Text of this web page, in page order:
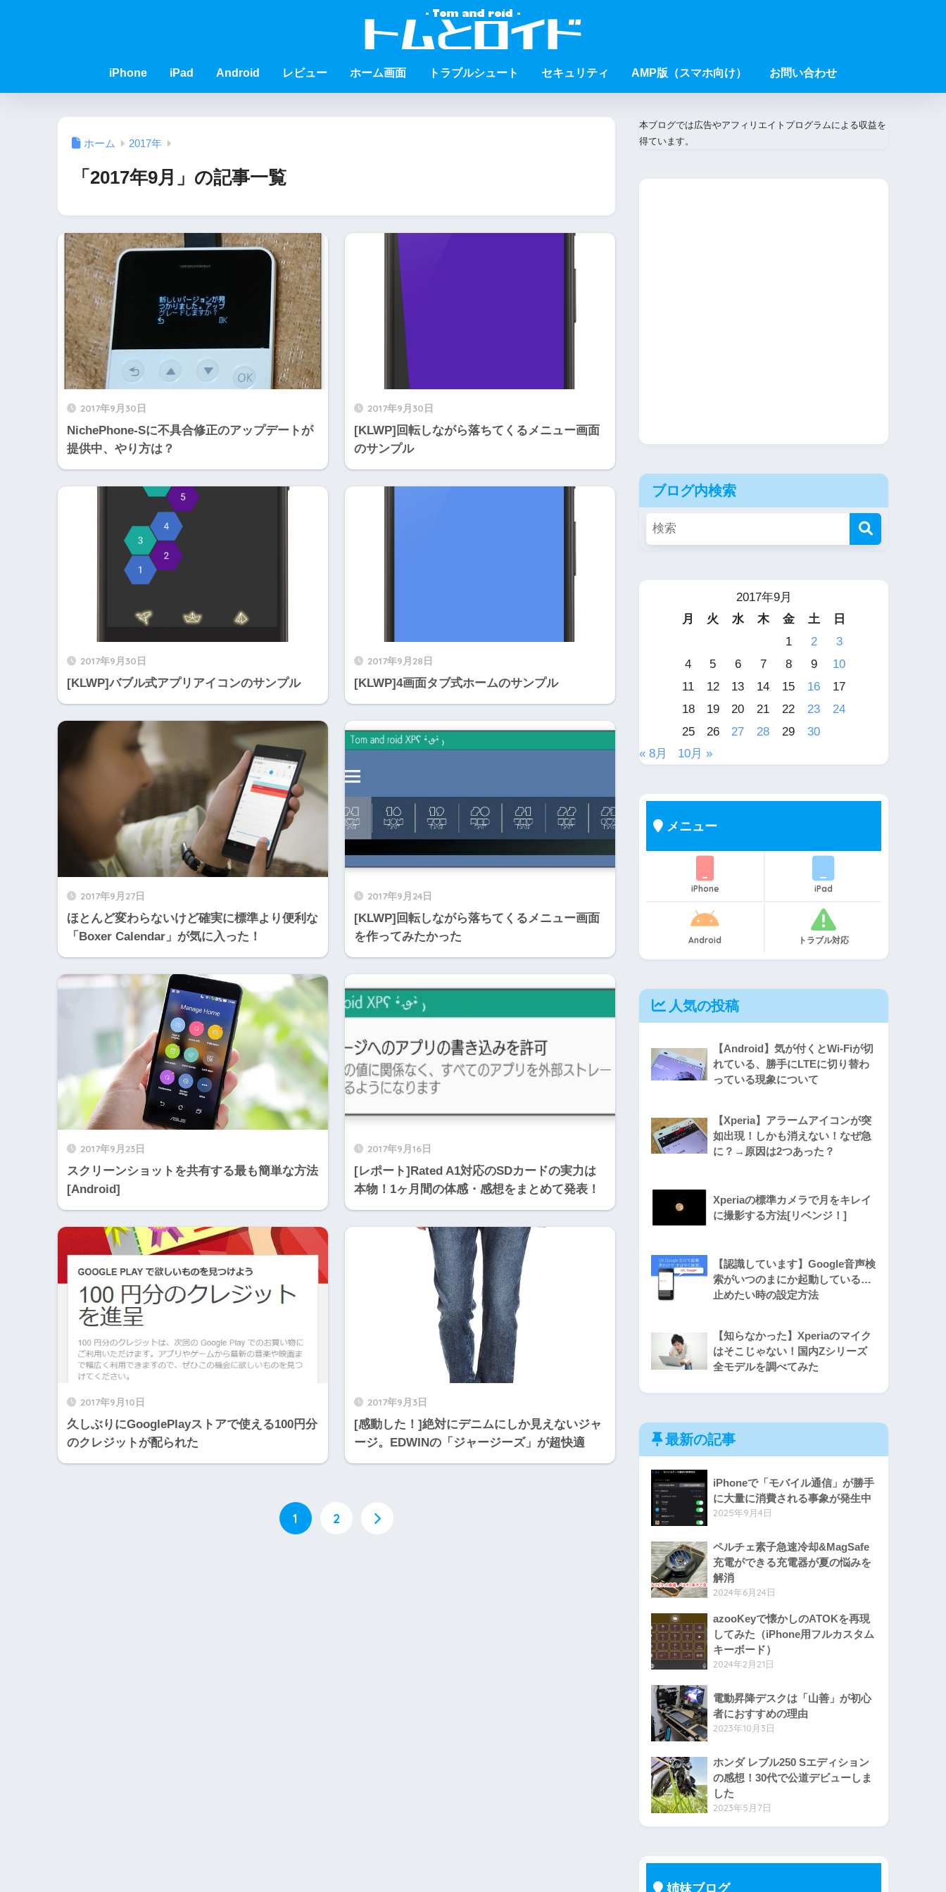
iPhone iPad Android レビュー ホーム画面 トラブルシュート セキュリティ AMP版（スマホ向け） お問い合わせ
ホーム 2017年
「2017年9月」の記事一覧
2017年9月30日
NichePhone-Sに不具合修正のアップデートが
提供中、やり方は？
2017年9月30日
[KLWP]回転しながら落ちてくるメニュー画面
のサンプル
2017年9月30日
[KLWP]バブル式アプリアイコンのサンプル
2017年9月28日
[KLWP]4画面タブ式ホームのサンプル
2017年9月27日
ほとんど変わらないけど確実に標準より便利な
「Boxer Calendar」が気に入った！
2017年9月24日
[KLWP]回転しながら落ちてくるメニュー画面
を作ってみたかった
2017年9月23日
スクリーンショットを共有する最も簡単な方法
[Android]
2017年9月16日
[レポート]Rated A1対応のSDカードの実力は
本物！1ヶ月間の体感・感想をまとめて発表！
2017年9月10日
久しぶりにGooglePlayストアで使える100円分
のクレジットが配られた
2017年9月3日
[感動した！]絶対にデニムにしか見えないジャ
ージ。EDWINの「ジャージーズ」が超快適
1 2
本ブログでは広告やアフィリエイトプログラムによる収益を
得ています。
ブログ内検索
2017年9月
月
火 水 木 金 土
日
1
2
3
4
5 6 7 8 9
10
11
12 13 14 15 16
17
18
19 20 21 22 23
24
25
26 27 28 29
30
« 8月
10月 »
メニュー
iPhone iPad
Android トラブル対応
人気の投稿
【Android】気が付くとWi-Fiが切
れている、勝手にLTEに切り替わ
っている現象について
【Xperia】アラームアイコンが突
如出現！しかも消えない！なぜ急
に？→原因は2つあった？
Xperiaの標準カメラで月をキレイ
に撮影する方法[リベンジ！]
【認識しています】Google音声検
索がいつのまにか起動している…
止めたい時の設定方法
【知らなかった】Xperiaのマイク
はそこじゃない！国内Zシリーズ
全モデルを調べてみた
最新の記事
iPhoneで「モバイル通信」が勝手
に大量に消費される事象が発生中
2025年9月4日
ペルチェ素子急速冷却&MagSafe
充電ができる充電器が夏の悩みを
解消
2024年6月24日
azooKeyで懐かしのATOKを再現
してみた（iPhone用フルカスタム
キーボード）
2024年2月21日
電動昇降デスクは「山善」が初心
者におすすめの理由
2023年10月3日
ホンダ レブル250 Sエディション
の感想！30代で公道デビューしま
した
2023年5月7日
姉妹ブログ